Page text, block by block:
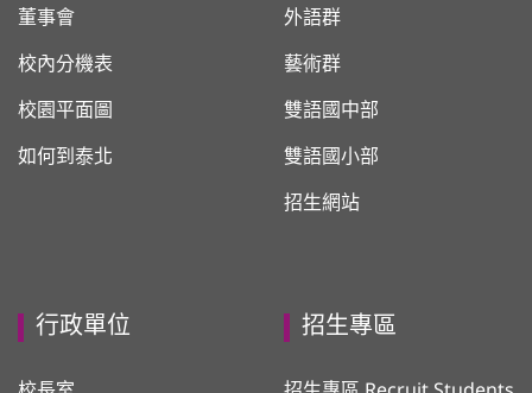
董事會
校內分機表
校園平面圖
如何到泰北
外語群
藝術群
雙語國中部
雙語國小部
招生網站
行政單位 招生專區